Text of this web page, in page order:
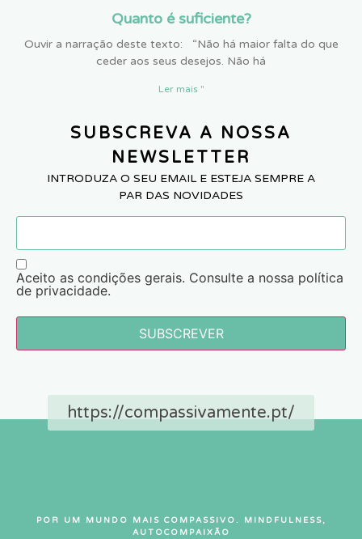
Quanto é suficiente?
Ouvir a narração deste texto: “Não há maior falta do que
ceder aos seus desejos. Não há
Ler mais "
SUBSCREVA A NOSSA
NEWSLETTER
INTRODUZA O SEU EMAIL E ESTEJA SEMPRE A
PAR DAS NOVIDADES
Aceito as condições gerais. Consulte a nossa política
de privacidade.
SUBSCREVER
https://compassivamente.pt/
POR UM MUNDO MAIS COMPASSIVO. MINDFULNESS,
AUTOCOMPAIXÃO